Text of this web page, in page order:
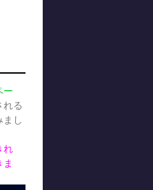
ー
れる
まし
れ